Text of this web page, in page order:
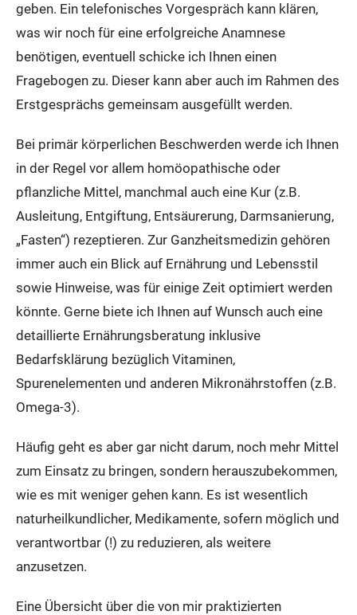
geben. Ein telefonisches Vorgespräch kann klären,
was wir noch für eine erfolgreiche Anamnese
benötigen, eventuell schicke ich Ihnen einen
Fragebogen zu. Dieser kann aber auch im Rahmen des
Erstgesprächs gemeinsam ausgefüllt werden.
Bei primär körperlichen Beschwerden werde ich Ihnen
in der Regel vor allem homöopathische oder
pflanzliche Mittel, manchmal auch eine Kur (z.B.
Ausleitung, Entgiftung, Entsäurerung, Darmsanierung,
„Fasten“) rezeptieren. Zur Ganzheitsmedizin gehören
immer auch ein Blick auf Ernährung und Lebensstil
sowie Hinweise, was für einige Zeit optimiert werden
könnte. Gerne biete ich Ihnen auf Wunsch auch eine
detaillierte Ernährungsberatung inklusive
Bedarfsklärung bezüglich Vitaminen,
Spurenelementen und anderen Mikronährstoffen (z.B.
Omega-3).
Häufig geht es aber gar nicht darum, noch mehr Mittel
zum Einsatz zu bringen, sondern herauszubekommen,
wie es mit weniger gehen kann. Es ist wesentlich
naturheilkundlicher, Medikamente, sofern möglich und
verantwortbar (!) zu reduzieren, als weitere
anzusetzen.
Eine Übersicht über die von mir praktizierten